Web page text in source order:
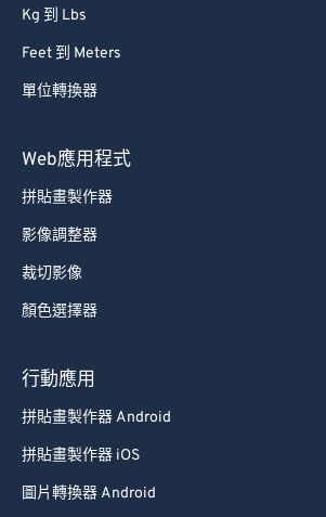
Kg 到 Lbs
Feet 到 Meters
單位轉換器
Web應用程式
拼貼畫製作器
影像調整器
裁切影像
顏色選擇器
行動應用
拼貼畫製作器 Android
拼貼畫製作器 iOS
圖片轉換器 Android